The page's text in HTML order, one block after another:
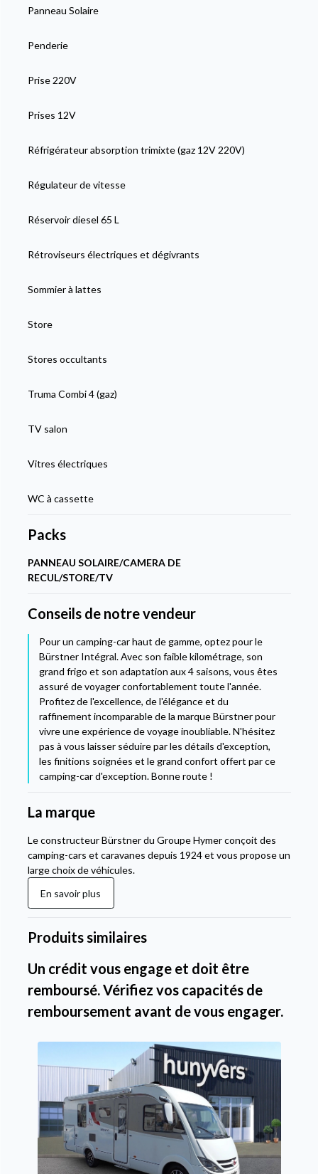
Panneau Solaire
Penderie
Prise 220V
Prises 12V
Réfrigérateur absorption trimixte (gaz 12V 220V)
Régulateur de vitesse
Réservoir diesel 65 L
Rétroviseurs électriques et dégivrants
Sommier à lattes
Store
Stores occultants
Truma Combi 4 (gaz)
TV salon
Vitres électriques
WC à cassette
Packs
PANNEAU SOLAIRE/CAMERA DE
RECUL/STORE/TV
Conseils de notre vendeur
Pour un camping-car haut de gamme, optez pour le
Bürstner Intégral. Avec son faible kilométrage, son
grand frigo et son adaptation aux 4 saisons, vous êtes
assuré de voyager confortablement toute l'année.
Profitez de l'excellence, de l'élégance et du
raffinement incomparable de la marque Bürstner pour
vivre une expérience de voyage inoubliable. N'hésitez
pas à vous laisser séduire par les détails d'exception,
les finitions soignées et le grand confort offert par ce
camping-car d'exception. Bonne route !
La marque
Le constructeur Bürstner du Groupe Hymer conçoit des
camping-cars et caravanes depuis 1924 et vous propose un
large choix de véhicules.
En savoir plus
Produits similaires
Un crédit vous engage et doit être
remboursé. Vérifiez vos capacités de
remboursement avant de vous engager.